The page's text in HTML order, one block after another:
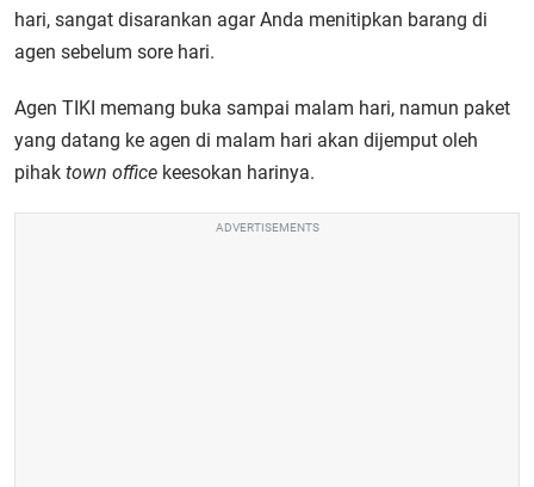
hari, sangat disarankan agar Anda menitipkan barang di
agen sebelum sore hari.
Agen TIKI memang buka sampai malam hari, namun paket
yang datang ke agen di malam hari akan dijemput oleh
pihak town office keesokan harinya.
ADVERTISEMENTS